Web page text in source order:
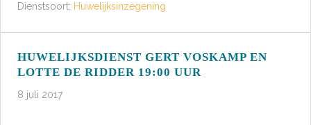
Dienstsoort: Huwelijksinzegening
HUWELIJKSDIENST GERT VOSKAMP EN
LOTTE DE RIDDER 19:00 UUR
8 juli 2017